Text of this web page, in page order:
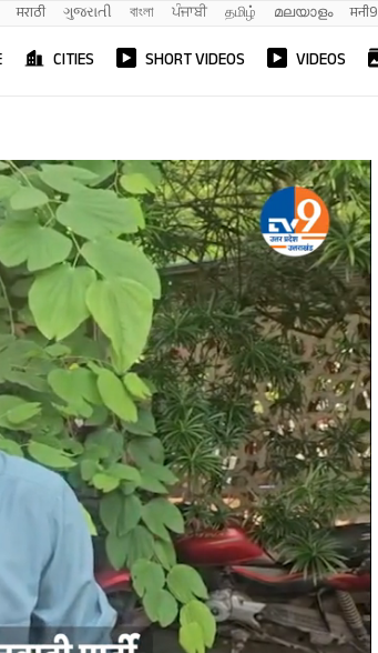
मराठी ગુજરાતી বাংলা ਪੰਜਾਬੀ தமிழ் മലയാളം मनी9
CITIES SHORT VIDEOS VIDEOS